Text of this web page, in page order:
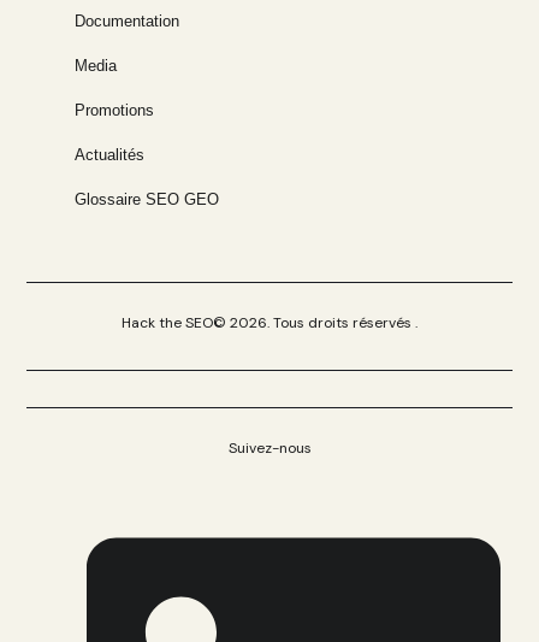
Documentation
Media
Promotions
Actualités
Glossaire SEO GEO
Hack the SEO© 2026. Tous droits réservés .
Suivez-nous